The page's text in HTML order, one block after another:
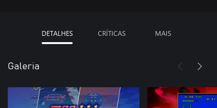
DETALHES CRÍTICAS MAIS
Galeria